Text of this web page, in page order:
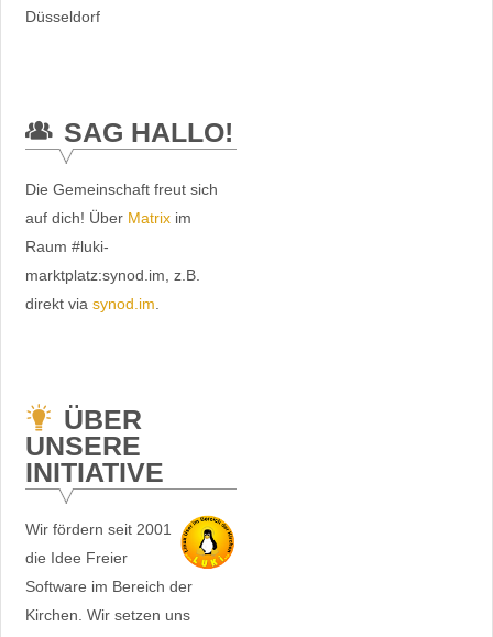
Düsseldorf
SAG HALLO!
Die Gemeinschaft freut sich
auf dich! Über Matrixim
Raum #luki-
marktplatz:synod.im, z.B.
direkt via synod.im
ÜBER
UNSERE
INITIATIVE
Wir fördern seit 2001
die Idee Freier
Software im Bereich der
Kirchen. Wir setzen uns